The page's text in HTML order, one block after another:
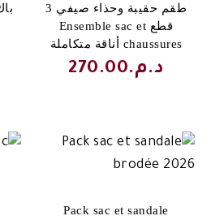
طقم حقيبة وحذاء صيفي 3
قطع Ensemble sac et
chaussures أناقة متكاملة
د.م.270.00
Pack sac et sandale